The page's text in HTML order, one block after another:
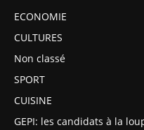
ECONOMIE
CULTURES
Non classé
SPORT
CUISINE
GEPI: les candidats à la